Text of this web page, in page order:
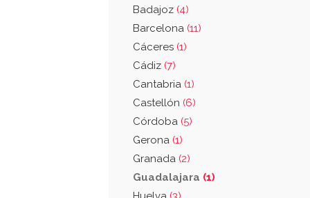
Badajoz (4)
Barcelona (11)
Cáceres (1)
Cádiz (7)
Cantabria (1)
Castellón (6)
Córdoba (5)
Gerona (1)
Granada (2)
Guadalajara (1)